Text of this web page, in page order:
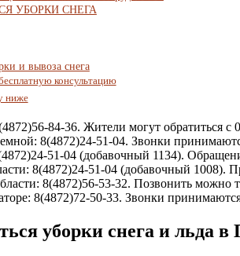
УБОРКИ СНЕГА
и вывоза снега
консультацию
ниже
84-36. Жители могут обратиться
8(4872)24-51-04. Звонки
51-04 (добавочный 1134).
8(4872)24-51-04 (добавочный 1008).
8(4872)56-53-32. Позвонить можно
8(4872)72-50-33. Звонки
уборки снега и льда в